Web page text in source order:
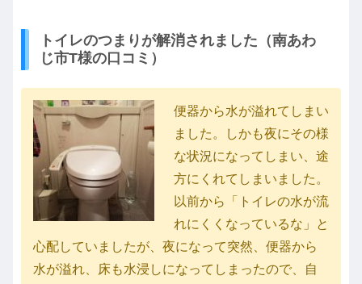
トイレのつまりが解消されました（南あわ
じ市T様の口コミ）
便器から水が溢れてしまい
ました。しかも夜にその様
な状況になってしまい、途
方にくれてしまいました。
以前から「トイレの水が流
れにくくなっているな」と
心配していましたが、夜になって突然、便器から
水が溢れ、床も水浸しになってしまったので、自